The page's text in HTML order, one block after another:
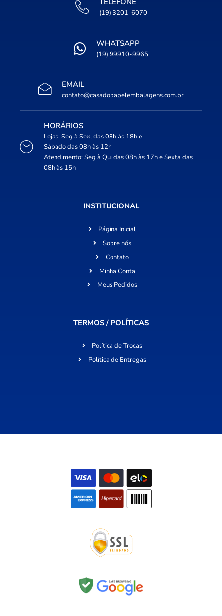
(19) 3201-6070
WHATSAPP
(19) 99910-9965
EMAIL
contato@casadopapelembalagens.com.br
HORÁRIOS
Lojas: Seg à Sex, das 08h às 18h e
Sábado das 08h às 12h
Atendimento: Seg à Qui das 08h às 17h e Sexta das
08h às 15h
INSTITUCIONAL
Página Inicial
Sobre nós
Contato
Minha Conta
Meus Pedidos
TERMOS / POLÍTICAS
Política de Trocas
Política de Entregas